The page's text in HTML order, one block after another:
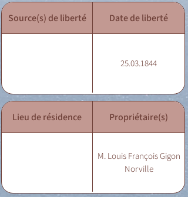
Source(s) de liberté Date de liberté
25.03.1844
Lieu de résidence Propriétaire(s)
M. Louis François Gigon
Norville